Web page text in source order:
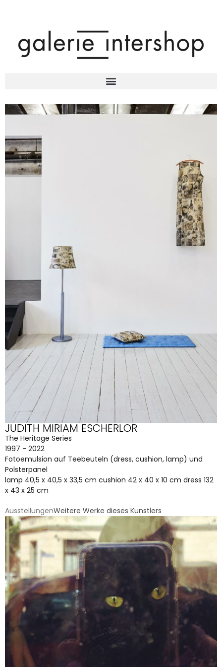
JUDITH MIRIAM ESCHERLOR
The Heritage Series
1997 - 2022
Fotoemulsion auf Teebeuteln (dress, cushion, lamp) und
Polsterpanel
lamp 40,5 x 40,5 x 33,5 cm cushion 42 x 40 x 10 cm dress 132
x 43 x 25 cm
AusstellungenWeitere Werke dieses Künstlers